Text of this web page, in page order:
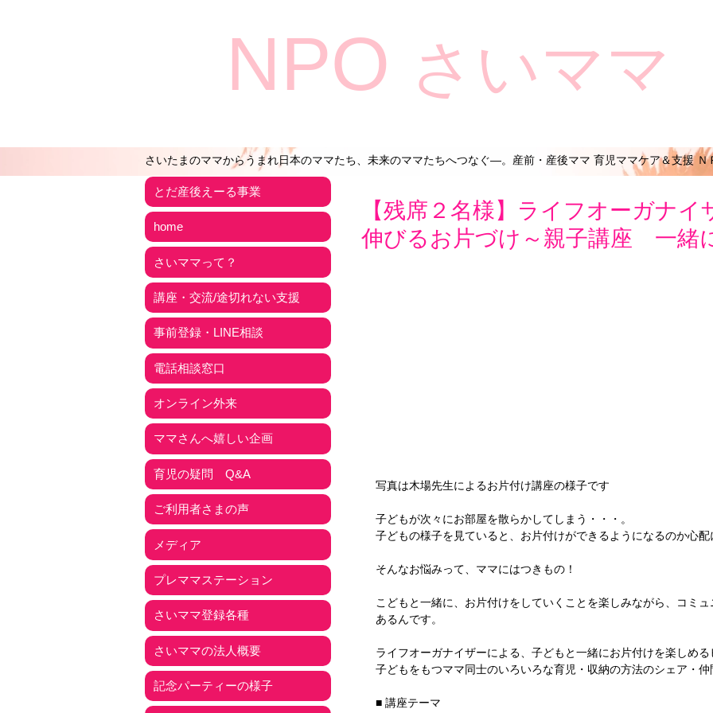
NPO さいママ
さいたまのママからうまれ日本のママたち、未来のママたちへつなぐ―。産前・産後ママ 育児ママケア＆支援 Ｎ
【残席２名様】ライフオーガナ
伸びるお片づけ～親子講座 一緒
写真は木場先生によるお片付け講座の様子です
子どもが次々にお部屋を散らかしてしまう・・・。
子どもの様子を見ていると、お片付けができるようになるのか心
そんなお悩みって、ママにはつきもの！
こどもと一緒に、お片付けをしていくことを楽しみながら、コミ
あるんです。
ライフオーガナイザーによる、子どもと一緒にお片付けを楽しめ
子どもをもつママ同士のいろいろな育児・収納の方法のシェア・
■ 講座テーマ
とだ産後えーる事業
home
さいママって？
講座・交流/途切れない支援
事前登録・LINE相談
電話相談窓口
オンライン外来
ママさんへ嬉しい企画
育児の疑問 Q&A
ご利用者さまの声
メディア
プレママステーション
さいママ登録各種
さいママの法人概要
記念パーティーの様子